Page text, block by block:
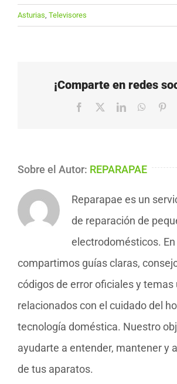
Asturias Televisores
¡Comparte en redes
Facebook LinkedIn
Sobre el Autor: REPARAPAE
Reparapae es un
de reparación de
electrodomésticos.
compartimos guías claras,
códigos de error oficiales y temas
relacionados con el cuidado del
tecnología doméstica. Nuestro
ayudarte a entender, mantener y
de tus aparatos.